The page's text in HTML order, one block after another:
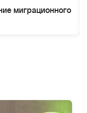
миграционного